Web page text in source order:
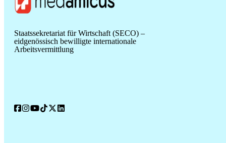
Staatssekretariat für Wirtschaft (SECO) –
eidgenössisch bewilligte internationale
Arbeitsvermittlung